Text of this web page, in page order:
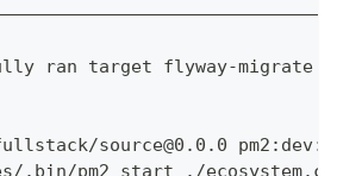
ran target flyway-migrate
source@0.0.0
.bin/pm2 start ./